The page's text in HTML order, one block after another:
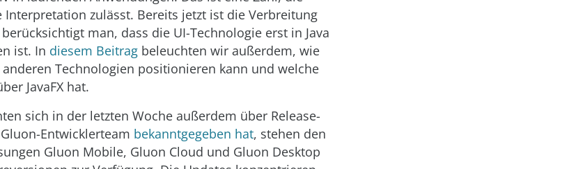
zulässt. Bereits jetzt ist die Verbreitung
man, dass die UI-Technologie erst in Java
ist. In diesem Beitrag beleuchten wir außerdem, wie
anderen Technologien positionieren kann und welche
JavaFX hat.
sich in der letzten Woche außerdem über Release-
Entwicklerteam bekanntgegeben hat, stehen den
Gluon Mobile, Gluon Cloud und Gluon Desktop